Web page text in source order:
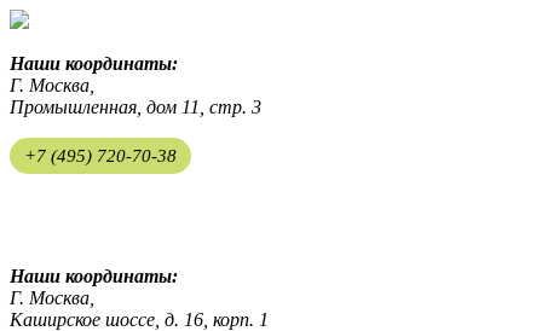
Наши координаты:
Г. Москва,
Промышленная, дом 11, стр. 3
+7 (495) 720-70-38
Наши координаты:
Г. Москва,
Каширское шоссе, д. 16, корп. 1